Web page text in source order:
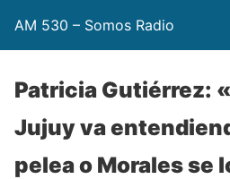
AM 530 – Somos Radio
Patricia Gutiérrez:
Jujuy va
pelea o Morales se